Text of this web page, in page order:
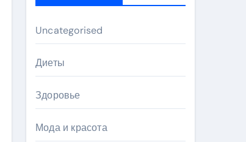
Uncategorised
Диеты
Здоровье
Мода и красота